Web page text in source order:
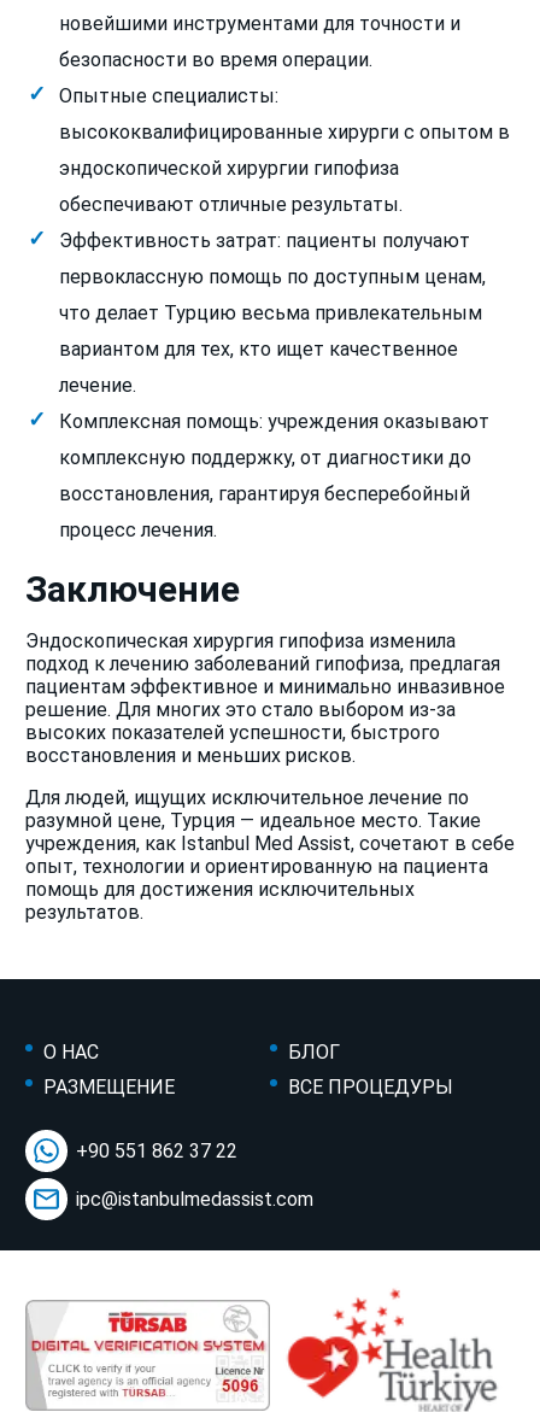
новейшими инструментами для точности и
безопасности во время операции.
Опытные специалисты:
высококвалифицированные хирурги с опытом в
эндоскопической хирургии гипофиза
обеспечивают отличные результаты.
Эффективность затрат: пациенты получают
первоклассную помощь по доступным ценам,
что делает Турцию весьма привлекательным
вариантом для тех, кто ищет качественное
лечение.
Комплексная помощь: учреждения оказывают
комплексную поддержку, от диагностики до
восстановления, гарантируя бесперебойный
процесс лечения.
Заключение
Эндоскопическая хирургия гипофиза изменила
подход к лечению заболеваний гипофиза, предлагая
пациентам эффективное и минимально инвазивное
решение. Для многих это стало выбором из-за
высоких показателей успешности, быстрого
восстановления и меньших рисков.
Для людей, ищущих исключительное лечение по
разумной цене, Турция — идеальное место. Такие
учреждения, как Istanbul Med Assist, сочетают в себе
опыт, технологии и ориентированную на пациента
помощь для достижения исключительных
результатов.
О НАС
БЛОГ
РАЗМЕЩЕНИЕ
ВСЕ ПРОЦЕДУРЫ
+90 551 862 37 22
ipc@istanbulmedassist.com